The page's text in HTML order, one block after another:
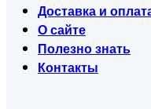
Доставка и
О сайте
Полезно знать
Контакты